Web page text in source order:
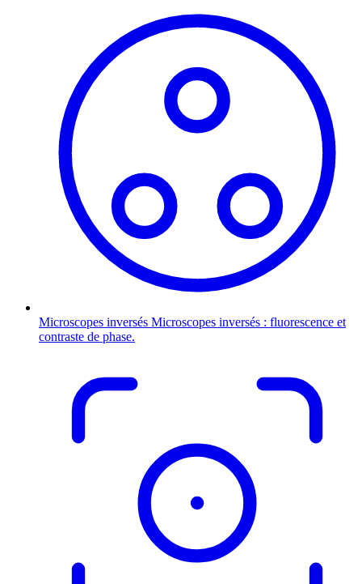
Microscopes inversés Microscopes inversés : fluorescence et
contraste de phase.